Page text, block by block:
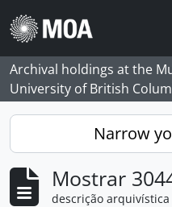
Skip to main content
Archival holdings at the
University of British
Narrow
Mostrar
descrição arquivística